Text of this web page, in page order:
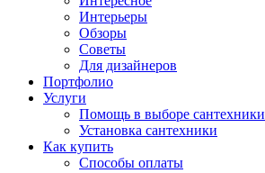
Интерьеры
Обзоры
Советы
Для дизайнеров
Портфолио
Услуги
Помощь в выборе сантехники
Установка сантехники
Как купить
Способы оплаты